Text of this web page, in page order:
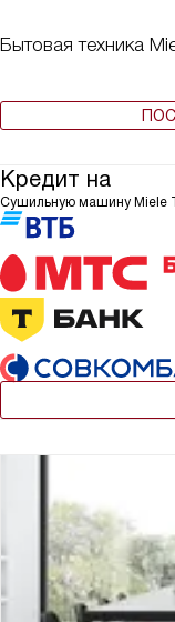
Бытовая техника
Кредит на
Сушильную машину Miele